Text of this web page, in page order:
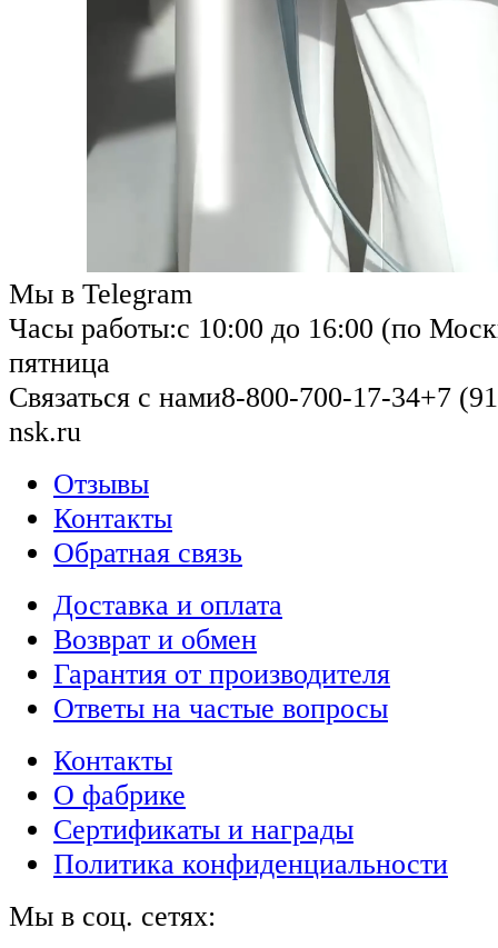
Мы в Telegram
Часы работы:с 10:00 до 16:00 (по
пятница
Связаться с нами8-800-700-17-34+7
nsk.ru
Отзывы
Контакты
Обратная связь
Доставка и оплата
Возврат и обмен
Гарантия от производителя
Ответы на частые вопросы
Контакты
О фабрике
Сертификаты и награды
Политика конфиденциальности
Мы в соц. сетях: